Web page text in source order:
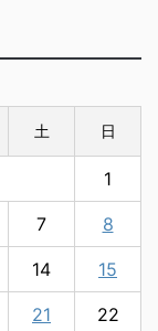
土 日
1
7 8
14 15
21 22